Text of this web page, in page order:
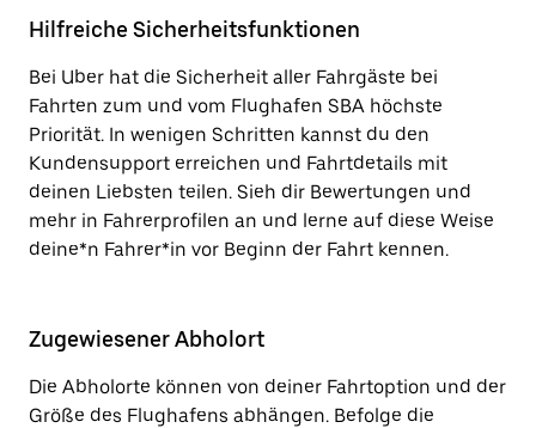
Hilfreiche Sicherheitsfunktionen
Bei Uber hat die Sicherheit aller Fahrgäste bei
Fahrten zum und vom Flughafen SBA höchste
Priorität. In wenigen Schritten kannst du den
Kundensupport erreichen und Fahrtdetails mit
deinen Liebsten teilen. Sieh dir Bewertungen und
mehr in Fahrerprofilen an und lerne auf diese Weise
deine*n Fahrer*in vor Beginn der Fahrt kennen.
Zugewiesener Abholort
Die Abholorte können von deiner Fahrtoption und der
Größe des Flughafens abhängen. Befolge die